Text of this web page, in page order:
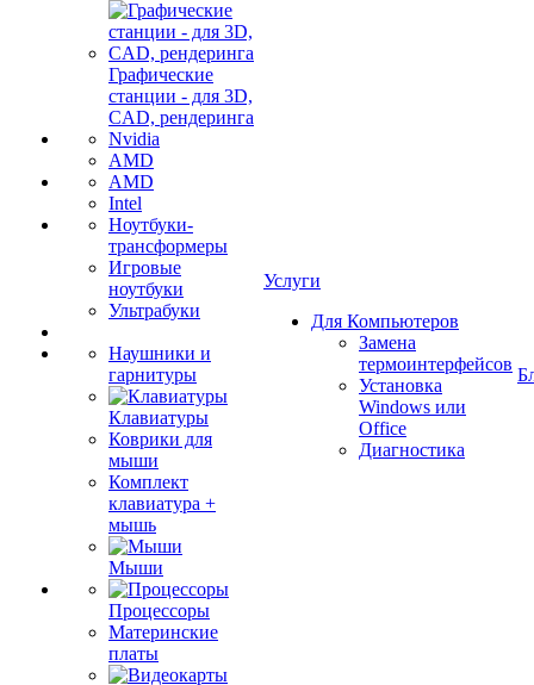
Графические
станции - для 3D,
CAD, рендеринга
Nvidia
AMD
AMD
Intel
Ноутбуки-
трансформеры
Игровые
ноутбуки
Ультрабуки
Наушники и
гарнитуры
Клавиатуры
Коврики для
мыши
Комплект
клавиатура +
мышь
Мыши
Процессоры
Материнские
платы
Услуги
Для Компьютеров
Замена
термоинтерфейсов
Установка
Windows или
Office
Диагностика